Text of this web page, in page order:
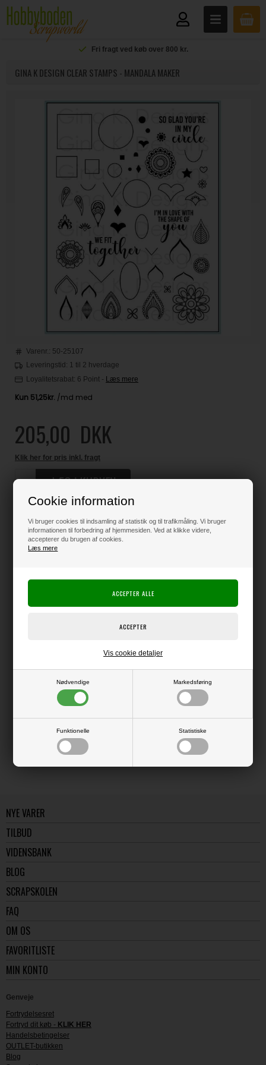
Cookie information
Vi bruger cookies til indsamling af statistik og til trafikmåling. Vi bruger
informationen til forbedring af hjemmesiden. Ved at klikke videre,
accepterer du brugen af cookies.
Læs mere
Nødvendige Markedsføring
Funktionelle Statistiske
Vis cookie detaljer
Fri fragt ved køb over 800 kr.
GINA K DESIGN CLEAR STAMPS - MANDALA MAKER
Varenr.: 50-25107
Leveringstid: 1 til 2 hverdage
Loyalitetsrabat: 6 Point - Læs mere
205,00 DKK
Klik her for pris inkl. fragt
Producent:Gina K
Gina K Design / Rina Krupsky
Arket måler ca. 15x20 cm.
Kan med fordel bruges sammen med Wreath Builder skabelonerne
LÆS OG BLIV INSPIRERET
Læs flere artikler...
NYE VARER
TILBUD
VIDENSBANK
BLOG
SCRAPSKOLEN
FAQ
OM OS
FAVORITLISTE
MIN KONTO
Genveje
Fortrydelsesret
Fortryd dit køb - KLIK HER
Handelsbetingelser
OUTLET-butikken
Blog